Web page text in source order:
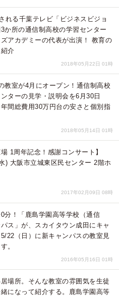
れる千葉テレビ「ビジネスビジョ
か所の通信制高校の学習センター
アカデミーの代表が出演！ 教育の
介
2018年05月22日 01時
教室が4月にオープン！通信制高校
ターの見学・説明会を6月30日
年間総費用30万円台の安さと個別指
2018年05月14日 01時
場 1周年記念！感謝コンサート】
) 大阪市立城東区民センター 2階ホ
2017年02月09日 08時
分！「鹿島学園高等学校（通信
ス」が、スカイタウン成田にキャ
22（日）に新キャンパスの教室見
。
2016年05月16日 01時
場所。そんな教室の雰囲気を生徒
になって紹介する。鹿島学園高等